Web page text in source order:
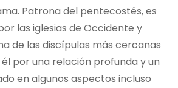
Patrona del pentecostés, es
las iglesias de Occidente y
de las discípulas más cercanas
él por una relación profunda y un
en algunos aspectos incluso